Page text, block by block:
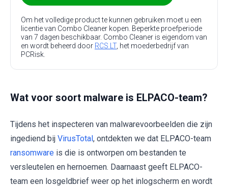
Om het volledige product te kunnen gebruiken moet u een
licentie van Combo Cleaner kopen. Beperkte proefperiode
van 7 dagen beschikbaar. Combo Cleaner is eigendom van
en wordt beheerd door RCS LT, het moederbedrijf van
PCRisk.
Wat voor soort malware is ELPACO-team?
Tijdens het inspecteren van malwarevoorbeelden die zijn
ingediend bij VirusTotal, ontdekten we dat ELPACO-team
ransomware is die is ontworpen om bestanden te
versleutelen en hernoemen. Daarnaast geeft ELPACO-
team een losgeldbrief weer op het inlogscherm en wordt